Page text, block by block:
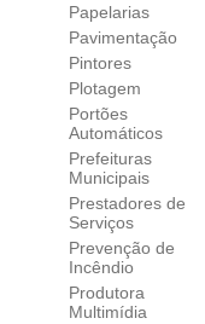
Papelarias
Pavimentação
Pintores
Plotagem
Portões
Automáticos
Prefeituras
Municipais
Prestadores de
Serviços
Prevenção de
Incêndio
Produtora
Multimídia